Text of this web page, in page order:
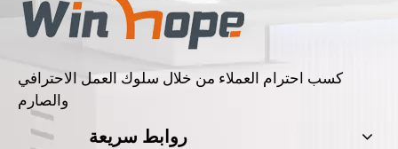
كسب احترام العملاء من خلال سلوك العمل الاحترافي
والصارم
روابط سريعة